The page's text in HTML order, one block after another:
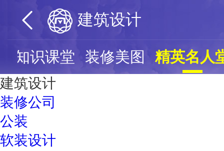
建筑设计
知识课堂 装修美图 精英名人
建筑设计
装修公司
公装
软装设计